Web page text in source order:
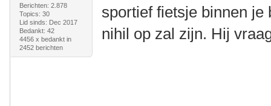
Berichten: 2.878
Topics: 30
Lid sinds: Dec 2017
Bedankt: 42
4456 x bedankt in
2452 berichten
sportief fietsje binnen
nihil op zal zijn. Hij